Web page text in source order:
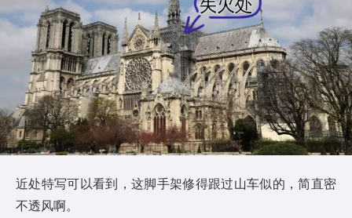
近处特写可以看到，这脚手架修得跟过山车似的，简直密
不透风啊。